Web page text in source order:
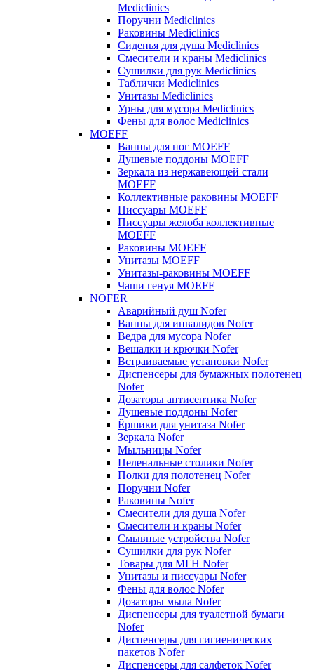
Mediclinics
Поручни Mediclinics
Раковины Mediclinics
Сиденья для душа Mediclinics
Смесители и краны Mediclinics
Сушилки для рук Mediclinics
Таблички Mediclinics
Унитазы Mediclinics
Урны для мусора Mediclinics
Фены для волос Mediclinics
MOEFF
Ванны для ног MOEFF
Душевые поддоны MOEFF
Зеркала из нержавеющей стали
MOEFF
Коллективные раковины MOEFF
Писсуары MOEFF
Писсуары желоба коллективные
MOEFF
Раковины MOEFF
Унитазы MOEFF
Унитазы-раковины MOEFF
Чаши генуя MOEFF
NOFER
Аварийный душ Nofer
Ванны для инвалидов Nofer
Ведра для мусора Nofer
Вешалки и крючки Nofer
Встраиваемые установки Nofer
Диспенсеры для бумажных полотенец
Nofer
Дозаторы антисептика Nofer
Душевые поддоны Nofer
Ёршики для унитаза Nofer
Зеркала Nofer
Мыльницы Nofer
Пеленальные столики Nofer
Полки для полотенец Nofer
Поручни Nofer
Раковины Nofer
Смесители для душа Nofer
Смесители и краны Nofer
Смывные устройства Nofer
Сушилки для рук Nofer
Товары для МГН Nofer
Унитазы и писсуары Nofer
Фены для волос Nofer
Дозаторы мыла Nofer
Диспенсеры для туалетной бумаги
Nofer
Диспенсеры для гигиенических
пакетов Nofer
Диспенсеры для салфеток Nofer